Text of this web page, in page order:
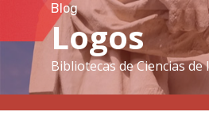
Blog
Logos
Bibliotecas de Ciencias